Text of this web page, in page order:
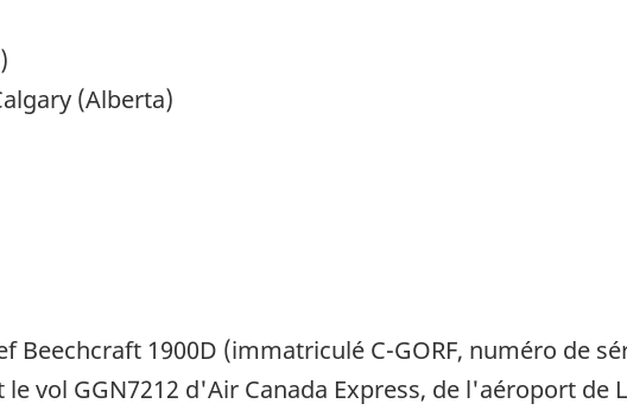
(Alberta)
Beechcraft 1900D (immatriculé C-GORF, numéro de
vol GGN7212 d'Air Canada Express, de l'aéroport